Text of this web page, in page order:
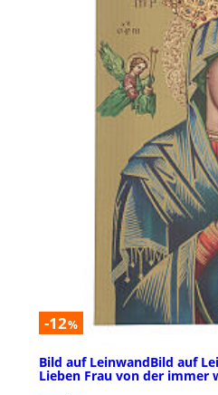
-12%
Bild auf LeinwandBild auf
Lieben Frau von der immer